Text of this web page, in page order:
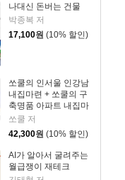
나대신 돈버는 건물
박종복 저
17,100원 (10% 할인)
쏘쿨의 인서울 인강남
내집마련 + 쏘쿨의 구
축명품 아파트 내집마
련 세트
쏘쿨 저
42,300원 (10% 할인)
AI가 알아서 굴려주는
월급쟁이 재테크